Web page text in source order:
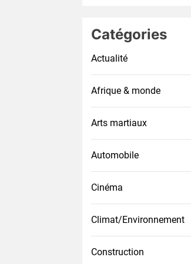
Catégories
Actualité
Afrique & monde
Arts martiaux
Automobile
Cinéma
Climat/Environnement
Construction